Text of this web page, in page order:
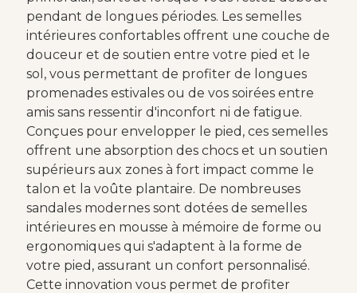
pendant de longues périodes. Les semelles
intérieures confortables offrent une couche de
douceur et de soutien entre votre pied et le
sol, vous permettant de profiter de longues
promenades estivales ou de vos soirées entre
amis sans ressentir d'inconfort ni de fatigue.
Conçues pour envelopper le pied, ces semelles
offrent une absorption des chocs et un soutien
supérieurs aux zones à fort impact comme le
talon et la voûte plantaire. De nombreuses
sandales modernes sont dotées de semelles
intérieures en mousse à mémoire de forme ou
ergonomiques qui s'adaptent à la forme de
votre pied, assurant un confort personnalisé.
Cette innovation vous permet de profiter